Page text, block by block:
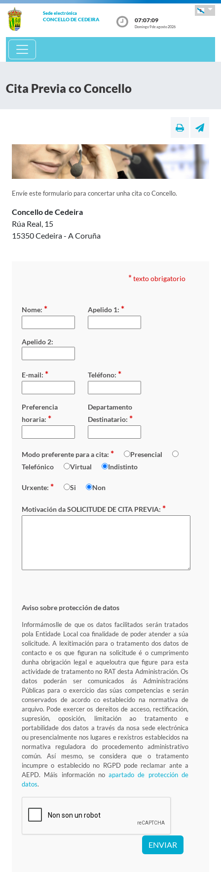
Sede electrónica
CONCELLO DE CEDEIRA 07:07:09
Domingo 9 de agosto 2026
Cita Previa co Concello
Envíe este formulario para concertar unha cita co Concello.
Concello de Cedeira
Rúa Real, 15
15350 Cedeira - A Coruña
*texto obrigatorio
Nome: * Apelido 1: *
Apelido 2:
E-mail: * Teléfono: *
Preferencia
horaria: *
Departamento
Destinatario: *
Modo preferente para a cita: *
Presencial
Telefónico
Virtual Indistinto
Urxente: * Si Non
Motivación da SOLICITUDE DE CITA PREVIA: *
Aviso sobre protección de datos
Informámoslle de que os datos facilitados serán tratados
pola Entidade Local coa finalidade de poder atender a súa
solicitude. A lexitimación para o tratamento dos datos de
contacto e os que figuran na solicitude é o cumprimento
dunha obrigación legal e aqueloutra que figure para esta
actividade de tratamento no RAT desta Administración. Os
datos poderán ser comunicados ás Administracións
Públicas para o exercicio das súas competencias e serán
conservados de acordo co establecido na normativa de
arquivo. Pode exercer os dereitos de acceso, rectificación,
supresión, oposición, limitación ao tratamento e
portabilidade dos datos a través da nosa sede electrónica
ou presencialmente nos lugares e rexistros establecidos na
normativa reguladora do procedemento administrativo
común. Así mesmo, se considera que o tratamento
incumpre o establecido no RGPD pode reclamar ante a
AEPD. Máis información no apartado de protección de
datos.
ENVIAR